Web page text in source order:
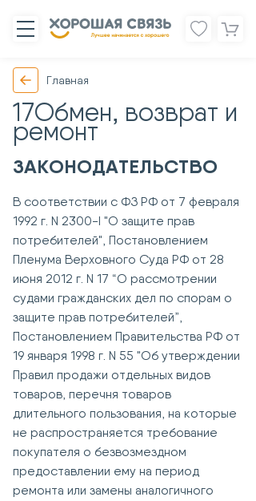
Главная
17Обмен, возврат и
ремонт
ЗАКОНОДАТЕЛЬСТВО
В соответствии с ФЗ РФ от 7 февраля
1992 г. N 2300-I "О защите прав
потребителей", Постановлением
Пленума Верховного Суда РФ от 28
июня 2012 г. N 17 “О рассмотрении
судами гражданских дел по спорам о
защите прав потребителей”,
Постановлением Правительства РФ от
19 января 1998 г. N 55 "Об утверждении
Правил продажи отдельных видов
товаров, перечня товаров
длительного пользования, на которые
не распространяется требование
покупателя о безвозмездном
предоставлении ему на период
ремонта или замены аналогичного